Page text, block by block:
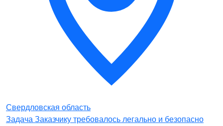
Свердловская область
Задача Заказчику требовалось легально и безопасно